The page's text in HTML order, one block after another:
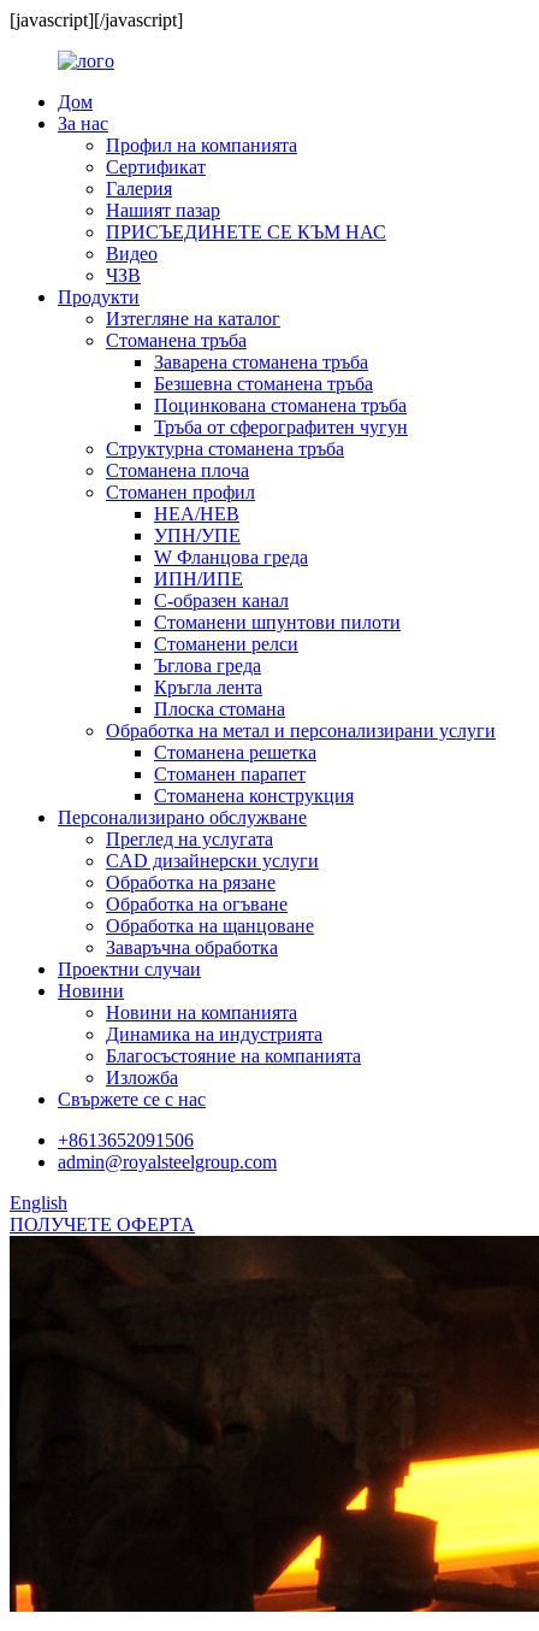
[javascript][/javascript]
Дом
За нас
Профил на компанията
Сертификат
Галерия
Нашият пазар
ПРИСЪЕДИНЕТЕ СЕ КЪМ НАС
Видео
ЧЗВ
Продукти
Изтегляне на каталог
Стоманена тръба
Заварена стоманена тръба
Безшевна стоманена тръба
Поцинкована стоманена тръба
Тръба от сферографитен чугун
Структурна стоманена тръба
Стоманена плоча
Стоманен профил
HEA/HEB
УПН/УПЕ
W Фланцова греда
ИПН/ИПЕ
C-образен канал
Стоманени шпунтови пилоти
Стоманени релси
Ъглова греда
Кръгла лента
Плоска стомана
Обработка на метал и персонализирани услуги
Стоманена решетка
Стоманен парапет
Стоманена конструкция
Персонализирано обслужване
Преглед на услугата
CAD дизайнерски услуги
Обработка на рязане
Обработка на огъване
Обработка на щанцоване
Заваръчна обработка
Проектни случаи
Новини
Новини на компанията
Динамика на индустрията
Благосъстояние на компанията
Изложба
Свържете се с нас
+8613652091506
admin@royalsteelgroup.com
English
ПОЛУЧЕТЕ ОФЕРТА